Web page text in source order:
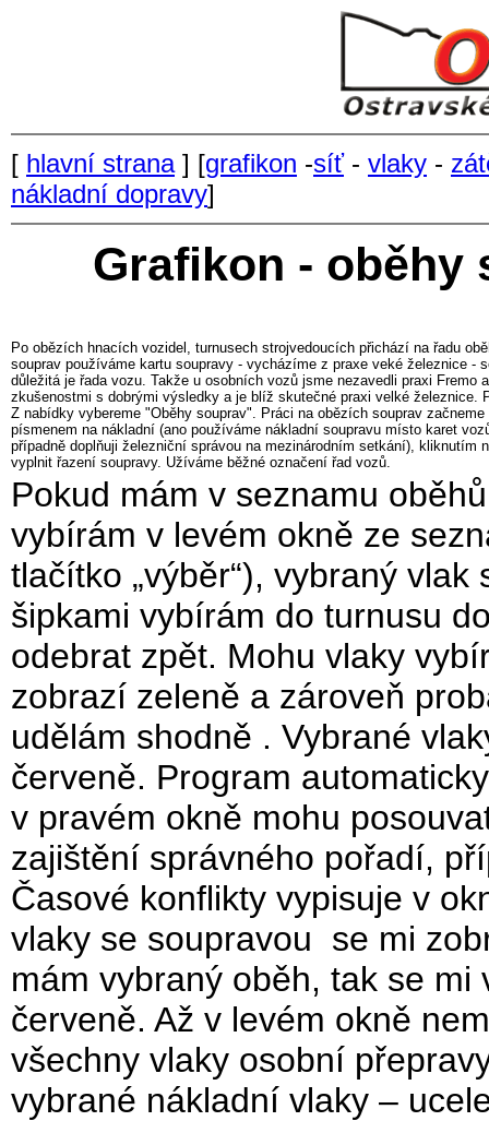
[ hlavní strana] [grafikon -síť- vlaky -
nákladní dopravy]
Grafikon - oběhy
Po obězích hnacích vozidel, turnusech strojvedoucích přichází na řadu
souprav používáme kartu soupravy - vycházíme z praxe veké železnice
důležitá je řada vozu. Takže u osobních vozů jsme nezavedli praxi
zkušenostmi s dobrými výsledky a je blíž skutečné praxi velké železnice.
Z nabídky vybereme "Oběhy souprav". Práci na obězích souprav
písmenem na nákladní (ano používáme nákladní soupravu místo karet
případně doplňuji železniční správou na mezinárodním setkání),
vyplnit řazení soupravy. Užíváme běžné označení řad vozů.
Pokud mám v seznamu
vybírám v levém okně ze
tlačítko „výběr“), vybraný
šipkami vybírám do turnusu
odebrat zpět. Mohu vlaky
zobrazí zeleně a zároveň
udělám shodně . Vybrané
červeně. Program
v pravém okně mohu
zajištění správného pořadí,
Časové konflikty vypisuje v
vlaky se soupravou se mi
mám vybraný oběh, tak se
červeně. Až v levém okně
všechny vlaky osobní
vybrané nákladní vlaky –